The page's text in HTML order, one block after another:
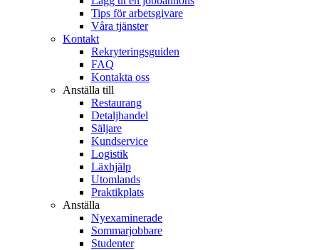
Tips för arbetsgivare
Våra tjänster
Kontakt
Rekryteringsguiden
FAQ
Kontakta oss
Anställa till
Restaurang
Detaljhandel
Säljare
Kundservice
Logistik
Läxhjälp
Utomlands
Praktikplats
Anställa
Nyexaminerade
Sommarjobbare
Studenter